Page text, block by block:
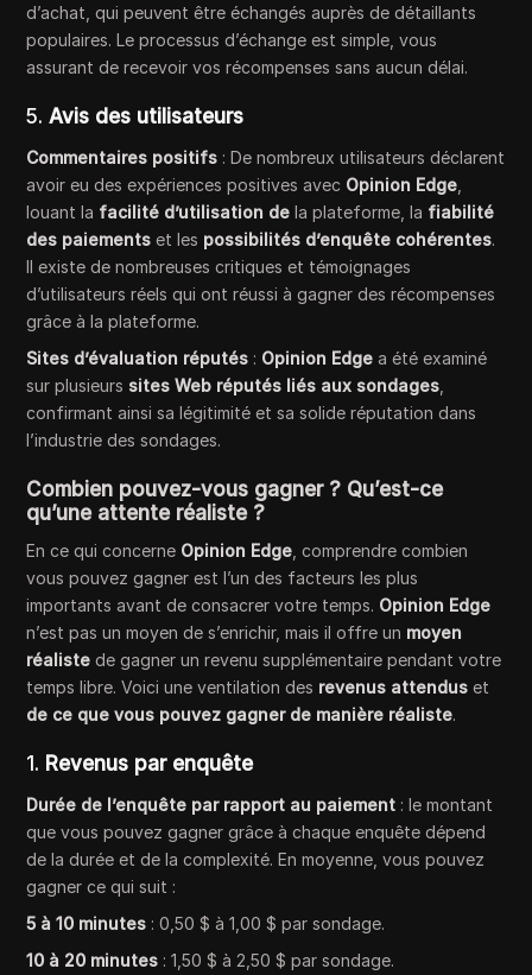
d’achat, qui peuvent être échangés auprès de détaillants
populaires. Le processus d’échange est simple, vous
assurant de recevoir vos récompenses sans aucun délai.
5.Avis des utilisateurs
Commentaires positifs : De nombreux utilisateurs déclarent
avoir eu des expériences positives avec Opinion Edge
louant la facilité d’utilisation de la plateforme, la fiabilité
des paiements et les possibilités d’enquête cohérentes.
Il existe de nombreuses critiques et témoignages
d’utilisateurs réels qui ont réussi à gagner des récompenses
grâce à la plateforme.
Sites d’évaluation réputés : Opinion Edge a été examiné
sur plusieurs sites Web réputés liés aux sondages
confirmant ainsi sa légitimité et sa solide réputation dans
l’industrie des sondages.
Combien pouvez-vous gagner ? Qu’est-ce
qu’une attente réaliste ?
En ce qui concerne Opinion Edge , comprendre combien
vous pouvez gagner est l’un des facteurs les plus
importants avant de consacrer votre temps. Opinion Edge
n’est pas un moyen de s’enrichir, mais il offre un moyen
réaliste de gagner un revenu supplémentaire pendant votre
temps libre. Voici une ventilation des revenus attendus et
de ce que vous pouvez gagner de manière réaliste.
1. Revenus par enquête
Durée de l’enquête par rapport au paiement : le montant
que vous pouvez gagner grâce à chaque enquête dépend
de la durée et de la complexité. En moyenne, vous pouvez
gagner ce qui suit :
5 à 10 minutes : 0,50 $ à 1,00 $ par sondage.
10 à 20 minutes : 1,50 $ à 2,50 $ par sondage.